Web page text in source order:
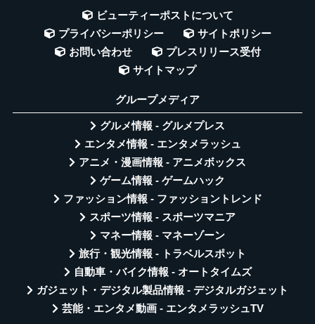
ビューティーポストについて
プライバシーポリシー
サイトポリシー
お問い合わせ
プレスリリース受付
サイトマップ
グループメディア
グルメ情報 - グルメプレス
エンタメ情報 - エンタメラッシュ
アニメ・漫画情報 - アニメボックス
ゲーム情報 - ゲームハック
ファッション情報 - ファッショントレンド
スポーツ情報 - スポーツマニア
マネー情報 - マネーゾーン
旅行・観光情報 - トラベルスポット
自動車・バイク情報 - オートタイムズ
ガジェット・デジタル製品情報 - デジタルガジェット
芸能・エンタメ動画 - エンタメラッシュTV